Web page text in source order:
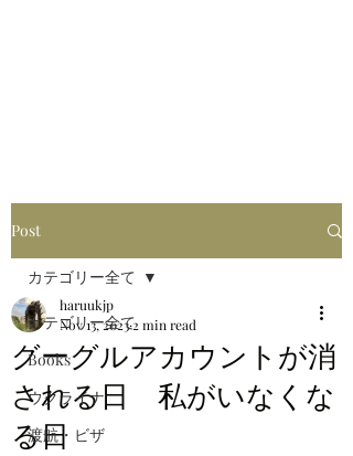
Post
カテゴリー全て
Books
ウクライナ
渡航・ビザ
カテゴリー全て
グーグルアカウントが消
される日 私がいなくな
る日
haruukjp
Nov 13, 20232 min read